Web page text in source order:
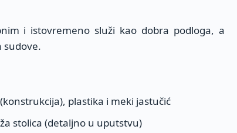
i istovremeno služi kao dobra podloga, a
sudove.
plastika i meki jastučić
stolica (detaljno u uputstvu)